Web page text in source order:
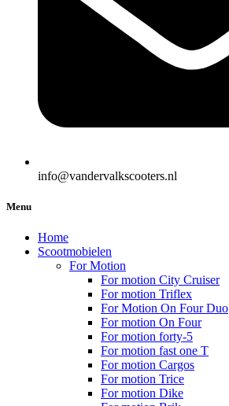
info@vandervalkscooters.nl
Menu
Home
Scootmobielen
For Motion
For motion City Cruiser
For motion Triflex
For Motion On Four Duo
For motion On Four
For motion forty-5
For motion fast one T
For motion Cargos
For motion Trice
For motion Dike